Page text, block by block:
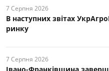
7 Серпня 2026
В наступних звітах
ринку
7 Серпня 2026